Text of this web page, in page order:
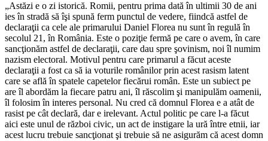
„Astăzi e o zi istorică. Romii, pentru prima dată în ultimii 30 de ani
ies în stradă să îşi spună ferm punctul de vedere, fiindcă astfel de
declaraţii ca cele ale primarului Daniel Florea nu sunt în regulă în
secolul 21, în România. Este o poziţie fermă pe care o avem, în care
sancţionăm astfel de declaraţii, care dau spre şovinism, noi îl numim
nazism electoral. Motivul pentru care primarul a făcut aceste
declaraţii a fost ca să ia voturile românilor prin acest rasism latent
care se află în spatele capetelor fiecărui român. Este un subiect pe
are îl abordăm la fiecare patru ani, îl răscolim şi manipulăm oamenii,
îl folosim în interes personal. Nu cred că domnul Florea e a atât de
rasist pe cât declară, dar e irelevant. Actul politic pe care l-a făcut
aici este unul de război civic, un act de instigare la ură între etnii, iar
acest lucru trebuie sancţionat şi trebuie să ne asigurăm că acest domn